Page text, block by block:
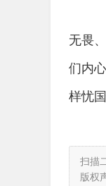
无畏
们内
样忧
扫描
版权